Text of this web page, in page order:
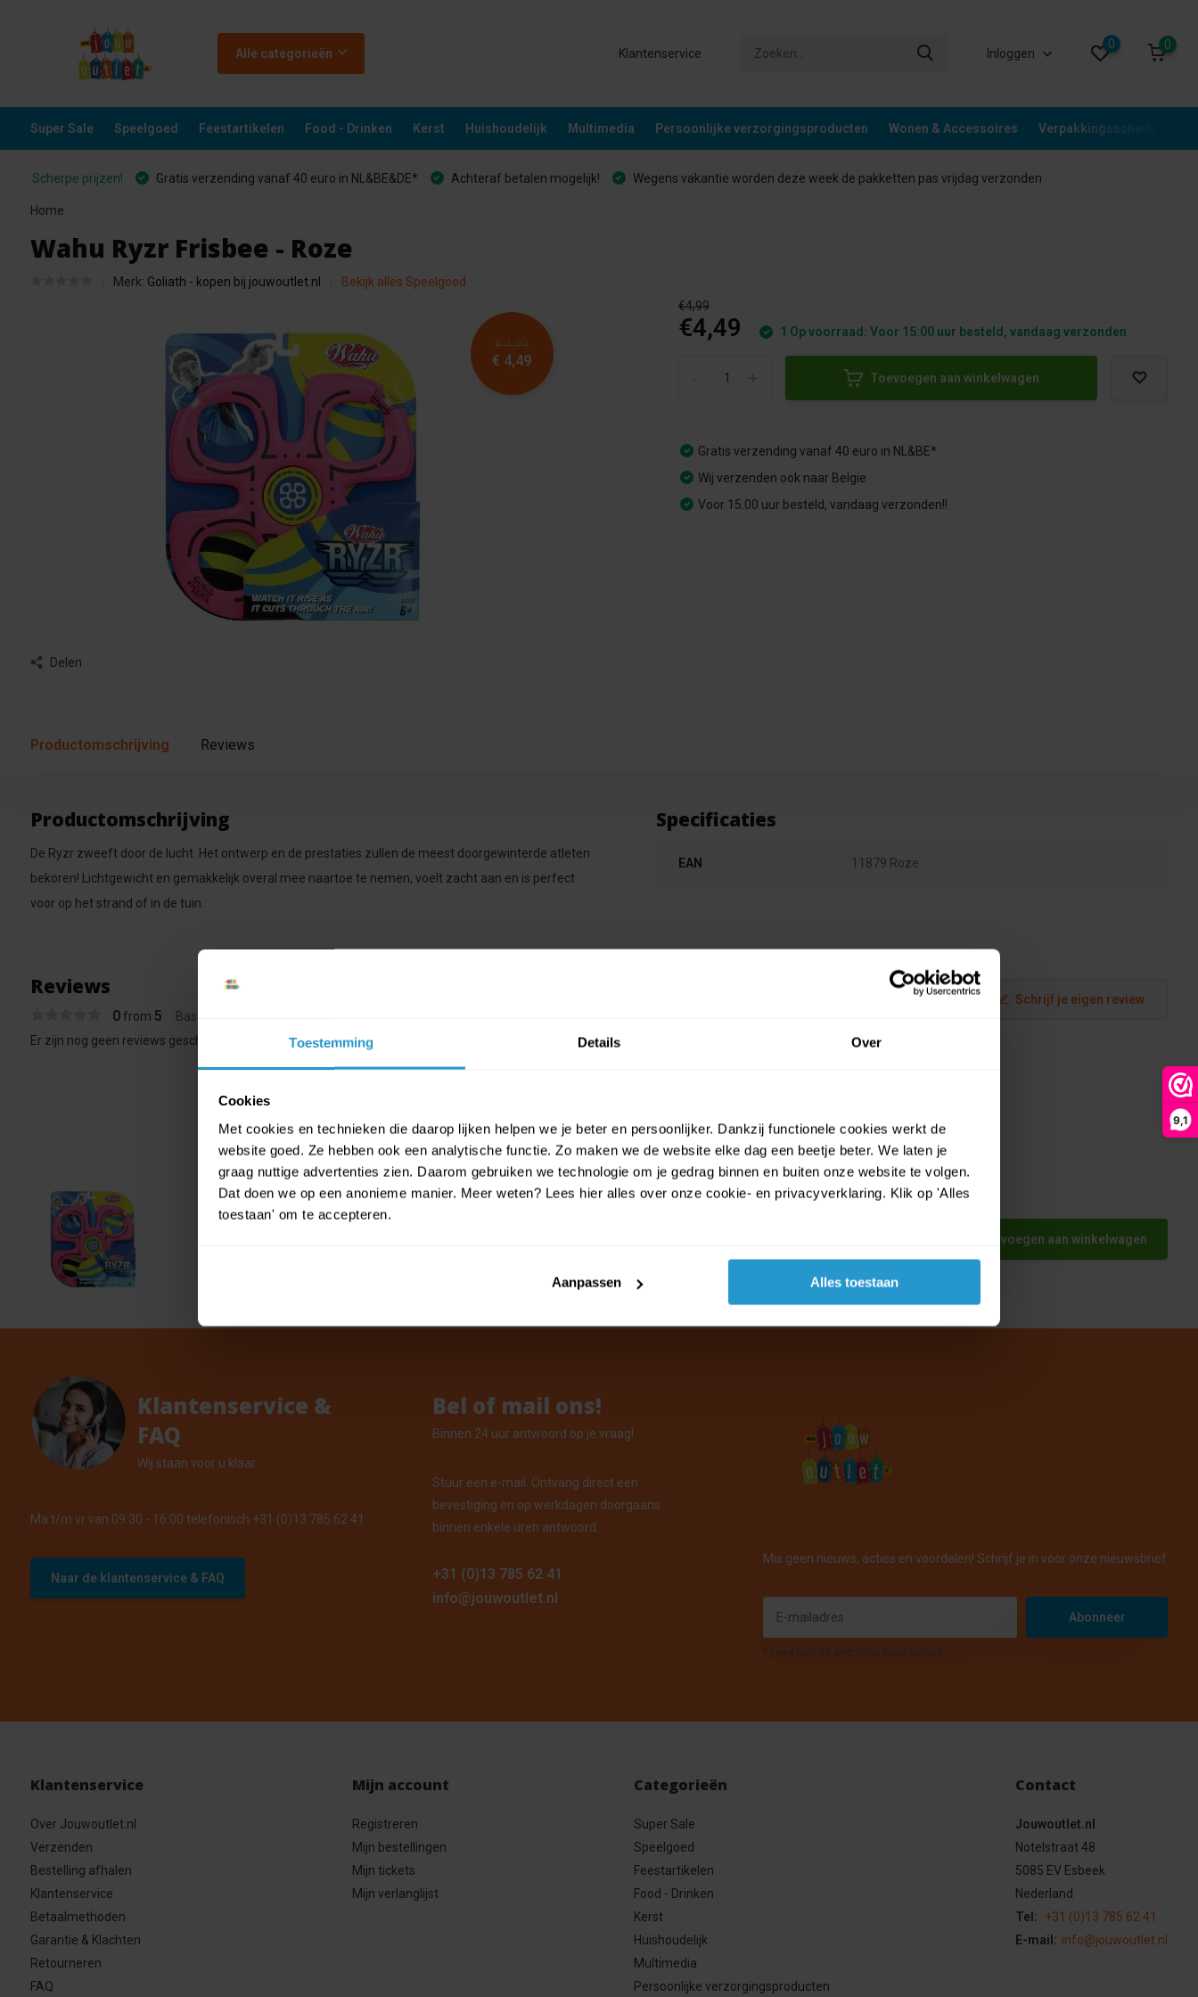
Toestemming Details Over
Cookies
Met cookies en technieken die daarop lijken helpen we je beter en persoonlijker. Dankzij functionele cookies werkt de
website goed. Ze hebben ook een analytische functie. Zo maken we de website elke dag een beetje beter. We laten je
graag nuttige advertenties zien. Daarom gebruiken we technologie om je gedrag binnen en buiten onze website te volgen.
Dat doen we op een anonieme manier. Meer weten? Lees hier alles over onze cookie- en privacyverklaring. Klik op 'Alles
toestaan' om te accepteren.
Aanpassen Alles toestaan
9,1
Alle categorieën Klantenservice Inloggen
0 0
Super Sale Speelgoed Feestartikelen Food - Drinken Kerst Huishoudelijk Multimedia Persoonlijke verzorgingsproducten Wonen & Accessoires Verpakkingsschade
Scherpe prijzen! Gratis verzending vanaf 40 euro in NL&BE&DE* Achteraf betalen mogelijk! Wegens vakantie worden deze week de pakketten pas vrijdag verzonden
Home
Wahu Ryzr Frisbee - Roze
Merk: Goliath - kopen bij jouwoutlet.nl Bekijk alles Speelgoed
€ 4,99
€ 4,49
Delen
€4,99
€4,49 1 Op voorraad: Voor 15:00 uur besteld, vandaag verzonden
Toevoegen aan winkelwagen
Gratis verzending vanaf 40 euro in NL&BE*
Wij verzenden ook naar Belgie
Voor 15.00 uur besteld, vandaag verzonden!!
Productomschrijving Reviews
Productomschrijving
De Ryzr zweeft door de lucht. Het ontwerp en de prestaties zullen de meest doorgewinterde atleten
bekoren! Lichtgewicht en gemakkelijk overal mee naartoe te nemen, voelt zacht aan en is perfect
voor op het strand of in de tuin.
Specificaties
EAN 11879 Roze
Reviews
0from 5 Based on 0 reviews
Schrijf je eigen review
Er zijn nog geen reviews geschreven over dit product..
€ 4,99 Wahu Ryzr Frisbee - Roze Toevoegen aan winkelwagen
Klantenservice &
FAQ
Wij staan voor u klaar.
Ma t/m vr van 09:30 - 16:00 telefonisch +31 (0)13 785 62 41
Naar de klantenservice & FAQ
Bel of mail ons!
Binnen 24 uur antwoord op je vraag!
Stuur een e-mail. Ontvang direct een
bevestiging en op werkdagen doorgaans
binnen enkele uren antwoord.
+31 (0)13 785 62 41
info@jouwoutlet.nl
Mis geen nieuws, acties en voordelen! Schrijf je in voor onze nieuwsbrief
Abonneer
* Lees hier de wettelijke beperkingen
Klantenservice
Over Jouwoutlet.nl
Verzenden
Bestelling afhalen
Klantenservice
Betaalmethoden
Garantie & Klachten
Retourneren
FAQ
Mijn account
Registreren
Mijn bestellingen
Mijn tickets
Mijn verlanglijst
Categorieën
Super Sale
Speelgoed
Feestartikelen
Food - Drinken
Kerst
Huishoudelijk
Multimedia
Persoonlijke verzorgingsproducten
Contact
Jouwoutlet.nl
Notelstraat 48
5085 EV Esbeek
Nederland
Tel:
+31 (0)13 785 62 41
E-mail: info@jouwoutlet.nl